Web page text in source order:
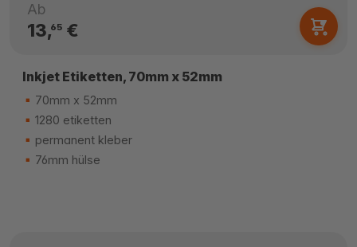
Ab
13,65€
Inkjet Etiketten, 70mm x 52mm
70mm x 52mm
1280 etiketten
permanent kleber
76mm hülse